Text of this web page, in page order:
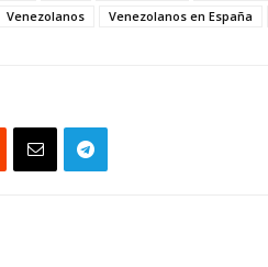
Venezolanos Venezolanos en España